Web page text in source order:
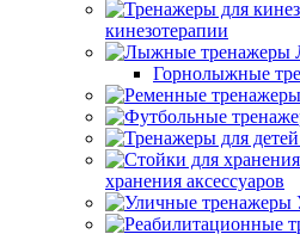
кинезотерапии
Горнолыжные
хранения аксессуаров